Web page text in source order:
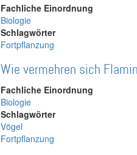
Fachliche Einordnung
Biologie
Schlagwörter
Fortpflanzung
Wie vermehren sich
Fachliche Einordnung
Biologie
Schlagwörter
Vögel
Fortpflanzung